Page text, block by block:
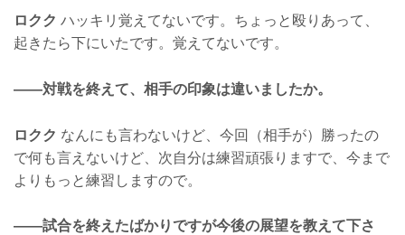
ロクク ハッキリ覚えてないです。ちょっと殴りあって、
起きたら下にいたです。覚えてないです。
——対戦を終えて、相手の印象は違いましたか。
ロクク なんにも言わないけど、今回（相手が）勝ったの
で何も言えないけど、次自分は練習頑張りますで、今まで
よりもっと練習しますので。
——試合を終えたばかりですが今後の展望を教えて下さ